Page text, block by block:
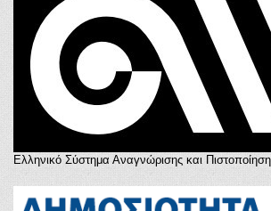
Ελληνικό Σύστημα Αναγνώρισης και